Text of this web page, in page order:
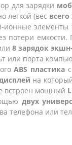
для зарядки
легкой (вес
ионные элементы
потери емкости.
8 зарядок
или порта
ABS пластикас
на
встроен мощный
двух
телефона или